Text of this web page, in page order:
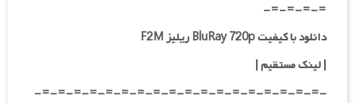
=-=-=-=-
دانلود با کیفیت BluRay 720p ریلیز F2M
| لینک مستقیم|
-=-=-=-=-=-=-=-=-=-=-=-=-=-=-=-=-=-=-